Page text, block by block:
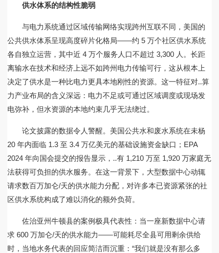
供水体系的结构性脆弱
与电力系统通过区域传输网络实现跨州互联不同，美国的
公共供水体系呈现高度碎片化格局——约 5 万个社区供水系统
各自独立运营，其中近 4 万个服务人口不超过 3,300 人。长距
离输水在技术和经济上远不如跨州电力传输可行，这从根本上
决定了供水是一种比电力更具本地刚性的资源。这一特征对..算
力产业布局的含义深远：电力不足或可通过区域调度或现场发
电弥补，但水资源的本地约束几乎无法绕过。
论文披露的数据令人警醒。美国公共水和废水系统在未杨
20 年内面临 1.3 至 3.4 万亿美元的基础设施资金缺口；EPA
2024 年向国会提交的报告显示，..有 1,210 万至 1,920 万家庭无
法获得可负担的供水服务。在这一背景下，大型数据中心动辄
请求数百万加仑/天的供水能力分配，对许多本已资源紧张的社
区供水系统构成了难以消化的额外负荷。
佐治亚州牛顿县的案例极具代表性：当一座新数据中心请
求 600 万加仑/天的供水能力——可能耗尽全县可用剩余供给
时，当地水务代表的回应简洁而沉重：“我们就是没有那么多